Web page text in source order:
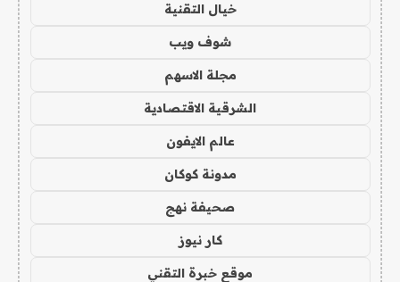
خيال التقنية
شوف ويب
مجلة الاسهم
الشرقية الاقتصادية
عالم الايفون
مدونة كوكان
صحيفة نهج
كار نيوز
موقع خبرة التقني